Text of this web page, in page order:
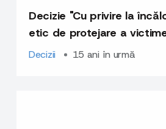
Decizie "Cu privire la
etic de protejare a victimelor de
unele instituţii mass-
Decizii 15 ani în urmă